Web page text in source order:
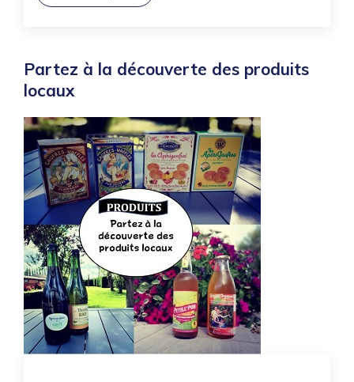
Partez à la découverte des produits
locaux